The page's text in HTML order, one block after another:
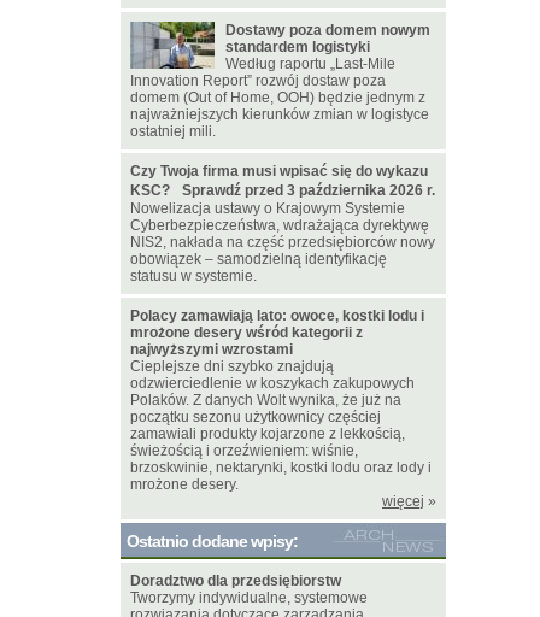
Dostawy poza domem nowym
standardem logistyki
Według raportu „Last-Mile
Innovation Report” rozwój dostaw poza
domem (Out of Home, OOH) będzie jednym z
najważniejszych kierunków zmian w logistyce
ostatniej mili.
Czy Twoja firma musi wpisać się do wykazu
KSC? Sprawdź przed 3 października 2026 r.
Nowelizacja ustawy o Krajowym Systemie
Cyberbezpieczeństwa, wdrażająca dyrektywę
NIS2, nakłada na część przedsiębiorców nowy
obowiązek – samodzielną identyfikację
statusu w systemie.
Polacy zamawiają lato: owoce, kostki lodu i
mrożone desery wśród kategorii z
najwyższymi wzrostami
Cieplejsze dni szybko znajdują
odzwierciedlenie w koszykach zakupowych
Polaków. Z danych Wolt wynika, że już na
początku sezonu użytkownicy częściej
zamawiali produkty kojarzone z lekkością,
świeżością i orzeźwieniem: wiśnie,
brzoskwinie, nektarynki, kostki lodu oraz lody i
mrożone desery.
więcej »
Ostatnio dodane wpisy:
Doradztwo dla przedsiębiorstw
Tworzymy indywidualne, systemowe